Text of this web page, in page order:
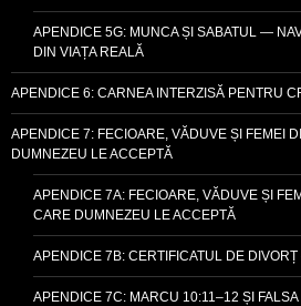
APENDICE 5G: MUNCA ȘI SABATUL —
DIN VIAȚA REALĂ
APENDICE 6: CARNEA INTERZISĂ PENTRU
APENDICE 7: FECIOARE, VĂDUVE ȘI FEMEI
DUMNEZEU LE ACCEPTĂ
APENDICE 7A: FECIOARE, VĂDUVE ȘI
CARE DUMNEZEU LE ACCEPTĂ
APENDICE 7B: CERTIFICATUL DE
APENDICE 7C: MARCU 10:11–12 ȘI FALSA